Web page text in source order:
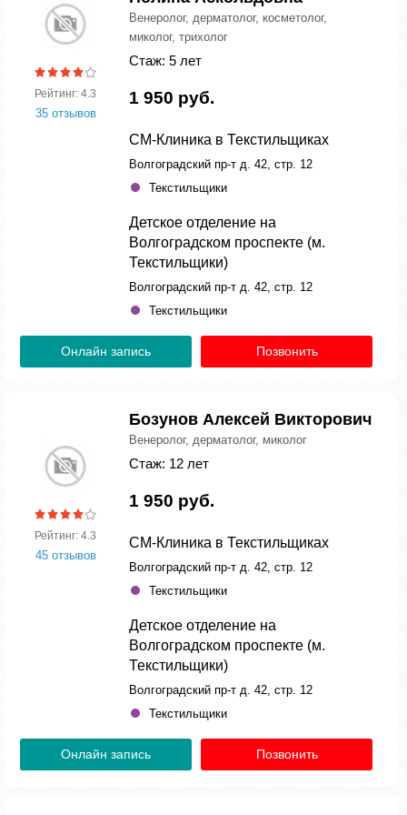
Рейтинг: 4.3
35 отзывов
Венеролог, дерматолог, косметолог,
миколог, трихолог
Стаж: 5 лет
1 950 руб.
СМ-Клиника в Текстильщиках
Волгоградский пр-т д. 42, стр. 12
Текстильщики
Детское отделение на
Волгоградском проспекте (м.
Текстильщики)
Волгоградский пр-т д. 42, стр. 12
Текстильщики
Онлайн запись Позвонить
Рейтинг: 4.3
45 отзывов
Бозунов Алексей Викторович
Венеролог, дерматолог, миколог
Стаж: 12 лет
1 950 руб.
СМ-Клиника в Текстильщиках
Волгоградский пр-т д. 42, стр. 12
Текстильщики
Детское отделение на
Волгоградском проспекте (м.
Текстильщики)
Волгоградский пр-т д. 42, стр. 12
Текстильщики
Онлайн запись Позвонить